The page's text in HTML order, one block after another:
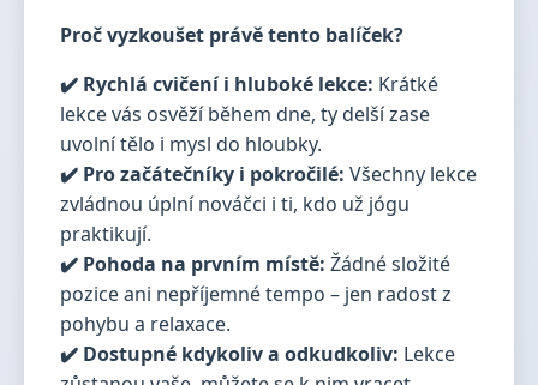
Proč vyzkoušet právě tento balíček?
✔️ Rychlá cvičení i hluboké lekce: Krátké
lekce vás osvěží během dne, ty delší zase
uvolní tělo i mysl do hloubky.
✔️ Pro začátečníky i pokročilé: Všechny lekce
zvládnou úplní nováčci i ti, kdo už jógu
praktikují.
✔️ Pohoda na prvním místě: Žádné složité
pozice ani nepříjemné tempo – jen radost z
pohybu a relaxace.
✔️ Dostupné kdykoliv a odkudkoliv: Lekce